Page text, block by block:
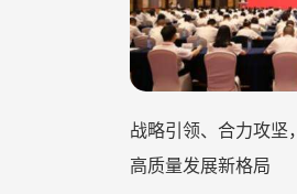
战略引领、合力攻坚
高质量发展新格局